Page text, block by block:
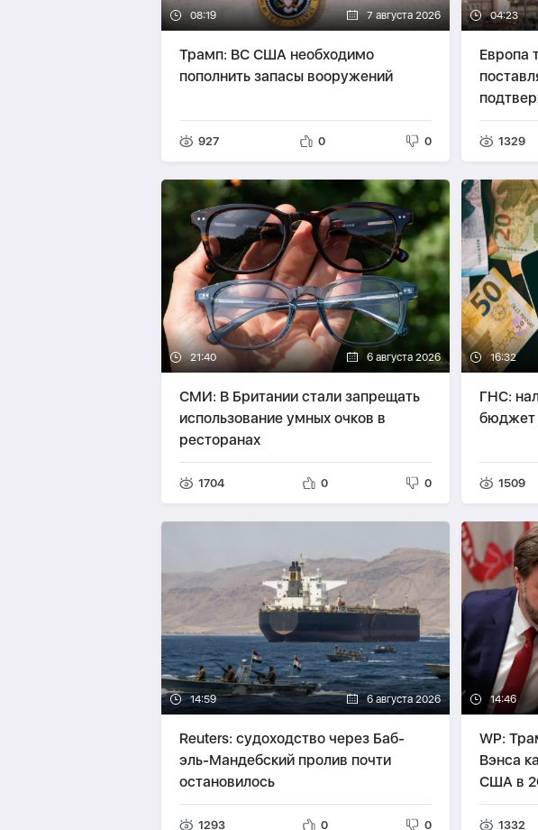
08:19 7 августа 2026
Трамп: ВС США необходимо
пополнить запасы вооружений
927 0 0
04:23
Европа
1329
21:40 6 августа 2026
СМИ: В Британии стали запрещать
использование умных очков в
ресторанах
1704 0 0
16:32
ГНС:
бюджет
1509
14:59 6 августа 2026
Reuters: судоходство через Баб-
эль-Мандебский пролив почти
остановилось
1293 0 0
14:46
WP:
Вэнса
США в
1332